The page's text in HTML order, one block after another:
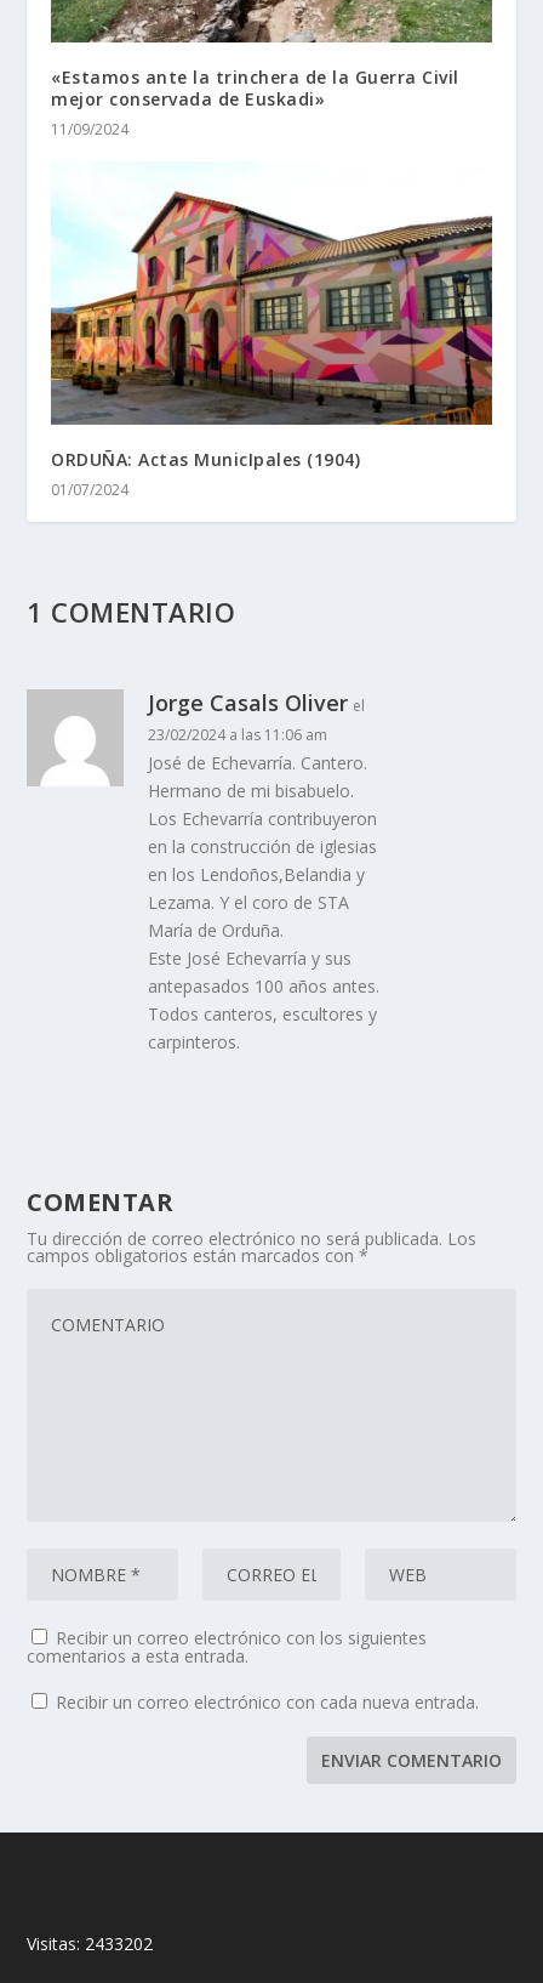
«Estamos ante la trinchera de la Guerra Civil
mejor conservada de Euskadi»
11/09/2024
ORDUÑA: Actas MunicIpales (1904)
01/07/2024
1 COMENTARIO
Jorge Casals Oliver el
23/02/2024 a las 11:06 am
José de Echevarría. Cantero.
Hermano de mi bisabuelo.
Los Echevarría contribuyeron
en la construcción de iglesias
en los Lendoños,Belandia y
Lezama. Y el coro de STA
María de Orduña.
Este José Echevarría y sus
antepasados 100 años antes.
Todos canteros, escultores y
carpinteros.
COMENTAR
Tu dirección de correo electrónico no será publicada. Los
campos obligatorios están marcados con*
Recibir un correo electrónico con los siguientes
comentarios a esta entrada.
Recibir un correo electrónico con cada nueva entrada.
Visitas: 2433202